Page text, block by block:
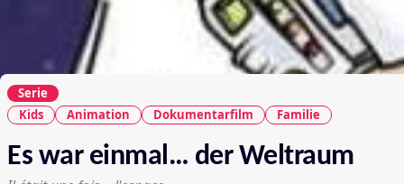
Serie
Kids
Animation Dokumentarfilm Familie
Es war einmal… der Weltraum